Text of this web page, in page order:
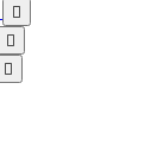


